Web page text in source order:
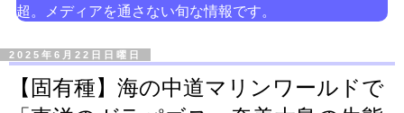
超。メディアを通さない旬な情報です。
2025年6月22日日曜日
【固有種】海の中道マリンワールドで